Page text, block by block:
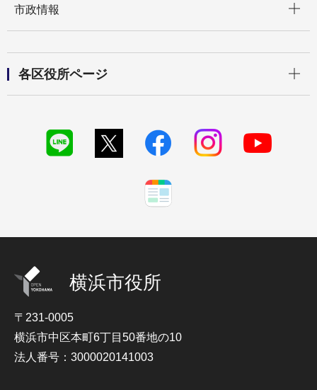
市政情報
各区役所ページ
横浜市役所
〒231-0005
横浜市中区本町6丁目50番地の10
法人番号：3000020141003